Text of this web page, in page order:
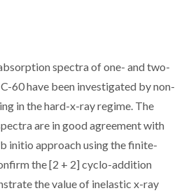
spectra of one- and two-
60 have been investigated by non-
in the hard-x-ray regime. The
are in good agreement with
initio approach using the finite-
the [2 + 2] cyclo-addition
the value of inelastic x-ray